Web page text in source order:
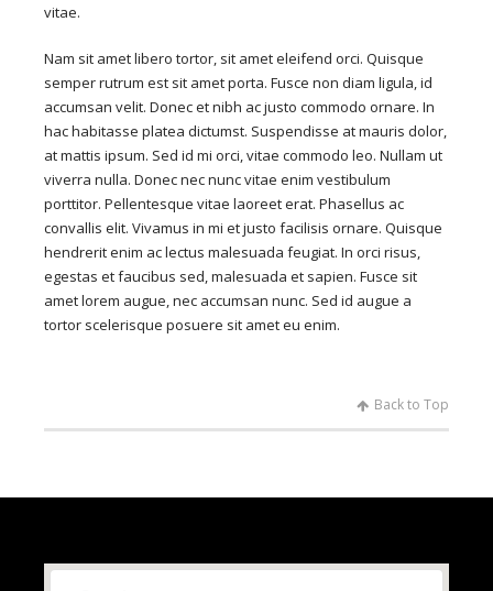
vitae.
Nam sit amet libero tortor, sit amet eleifend orci. Quisque
semper rutrum est sit amet porta. Fusce non diam ligula, id
accumsan velit. Donec et nibh ac justo commodo ornare. In
hac habitasse platea dictumst. Suspendisse at mauris dolor,
at mattis ipsum. Sed id mi orci, vitae commodo leo. Nullam ut
viverra nulla. Donec nec nunc vitae enim vestibulum
porttitor. Pellentesque vitae laoreet erat. Phasellus ac
convallis elit. Vivamus in mi et justo facilisis ornare. Quisque
hendrerit enim ac lectus malesuada feugiat. In orci risus,
egestas et faucibus sed, malesuada et sapien. Fusce sit
amet lorem augue, nec accumsan nunc. Sed id augue a
tortor scelerisque posuere sit amet eu enim.
Back to Top